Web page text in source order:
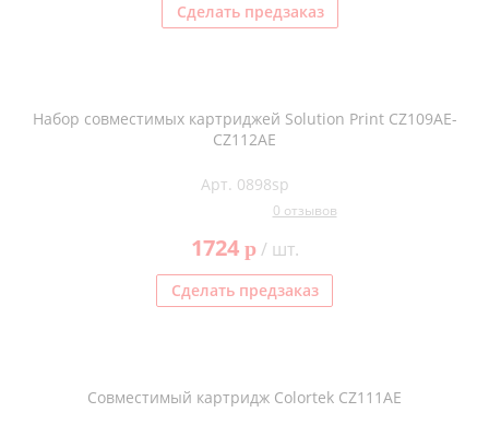
Сделать предзаказ
Набор совместимых картриджей Solution Print CZ109AE-
CZ112AE
Арт. 0898sp
0 отзывов
1724 p/ шт.
Сделать предзаказ
Совместимый картридж Colortek CZ111AE